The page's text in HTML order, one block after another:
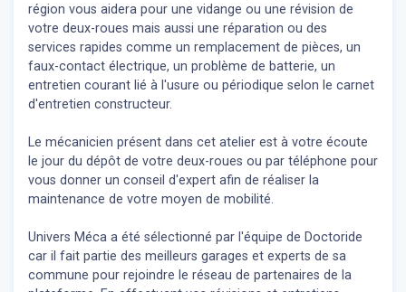
région vous aidera pour une vidange ou une révision de
votre deux-roues mais aussi une réparation ou des
services rapides comme un remplacement de pièces, un
faux-contact électrique, un problème de batterie, un
entretien courant lié à l'usure ou périodique selon le carnet
d'entretien constructeur.
Le mécanicien présent dans cet atelier est à votre écoute
le jour du dépôt de votre deux-roues ou par téléphone pour
vous donner un conseil d'expert afin de réaliser la
maintenance de votre moyen de mobilité.
Univers Méca a été sélectionné par l'équipe de Doctoride
car il fait partie des meilleurs garages et experts de sa
commune pour rejoindre le réseau de partenaires de la